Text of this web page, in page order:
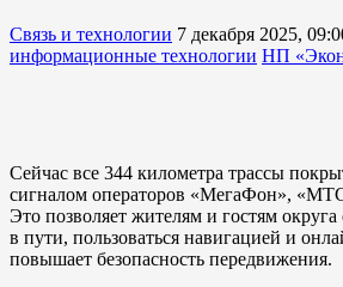
Связь и технологии 7 декабря 2025,
информационные технологии НП
Сейчас все 344 километра трассы
сигналом операторов «МегаФон»,
Это позволяет жителям и гостям округа
в пути, пользоваться навигацией и
повышает безопасность передвижения.